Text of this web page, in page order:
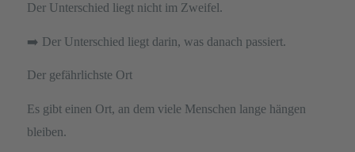
Der Unterschied liegt nicht im Zweifel.
➡️ Der Unterschied liegt darin, was danach passiert.
Der gefährlichste Ort
Es gibt einen Ort, an dem viele Menschen lange hängen
bleiben.